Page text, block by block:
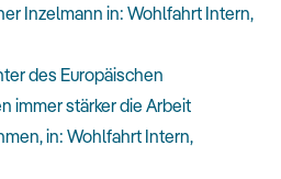
Inzelmann in: Wohlfahrt Intern,
des Europäischen
immer stärker die Arbeit
in: Wohlfahrt Intern,